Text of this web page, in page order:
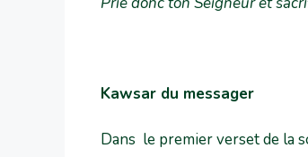
Kawsar du messager
Dans le premier verset de la